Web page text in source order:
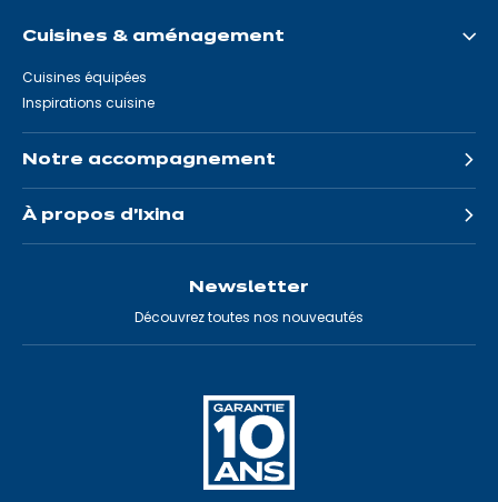
Cuisines & aménagement
Cuisines équipées
Inspirations cuisine
Notre accompagnement
À propos d'Ixina
Newsletter
Découvrez toutes nos nouveautés